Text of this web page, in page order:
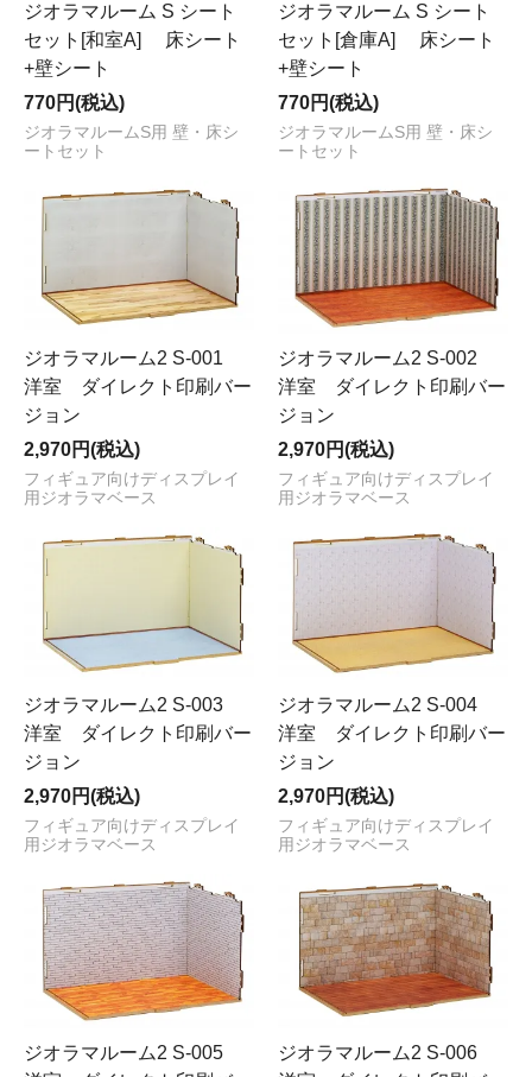
ジオラマルーム S シート
セット[和室A] 床シート
+壁シート
770円(税込)
ジオラマルームS用 壁・床シ
ートセット
ジオラマルーム S シート
セット[倉庫A] 床シート
+壁シート
770円(税込)
ジオラマルームS用 壁・床シ
ートセット
ジオラマルーム2 S-001
洋室 ダイレクト印刷バー
ジョン
2,970円(税込)
フィギュア向けディスプレイ
用ジオラマベース
ジオラマルーム2 S-002
洋室 ダイレクト印刷バー
ジョン
2,970円(税込)
フィギュア向けディスプレイ
用ジオラマベース
ジオラマルーム2 S-003
洋室 ダイレクト印刷バー
ジョン
2,970円(税込)
フィギュア向けディスプレイ
用ジオラマベース
ジオラマルーム2 S-004
洋室 ダイレクト印刷バー
ジョン
2,970円(税込)
フィギュア向けディスプレイ
用ジオラマベース
ジオラマルーム2 S-005
ジオラマルーム2 S-006